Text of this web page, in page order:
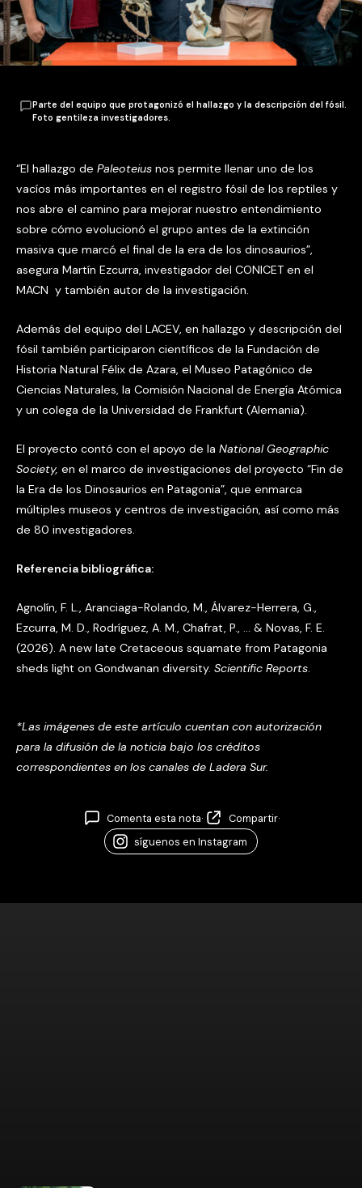
Parte del equipo que protagonizó el hallazgo y la descripción del fósil.
Foto gentileza investigadores.
“El hallazgo de Paleoteius nos permite llenar uno de los
vacíos más importantes en el registro fósil de los reptiles y
nos abre el camino para mejorar nuestro entendimiento
sobre cómo evolucionó el grupo antes de la extinción
masiva que marcó el final de la era de los dinosaurios”,
asegura Martín Ezcurra, investigador del CONICET en el
MACN y también autor de la investigación.
Además del equipo del LACEV, en hallazgo y descripción del
fósil también participaron científicos de la Fundación de
Historia Natural Félix de Azara, el Museo Patagónico de
Ciencias Naturales, la Comisión Nacional de Energía Atómica
y un colega de la Universidad de Frankfurt (Alemania).
El proyecto contó con el apoyo de la National Geographic
Society, en el marco de investigaciones del proyecto “Fin de
la Era de los Dinosaurios en Patagonia”, que enmarca
múltiples museos y centros de investigación, así como más
de 80 investigadores.
Referencia bibliográfica:
Agnolín, F. L., Aranciaga-Rolando, M., Álvarez-Herrera, G.,
Ezcurra, M. D., Rodríguez, A. M., Chafrat, P., … & Novas, F. E.
(2026). A new late Cretaceous squamate from Patagonia
sheds light on Gondwanan diversity. Scientific Reports.
*Las imágenes de este artículo cuentan con autorización
para la difusión de la noticia bajo los créditos
correspondientes en los canales de Ladera Sur.
Comenta esta nota· Compartir·
síguenos en Instagram